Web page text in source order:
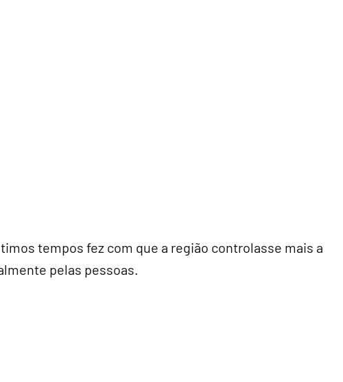
tempos fez com que a região controlasse mais a
pelas pessoas.